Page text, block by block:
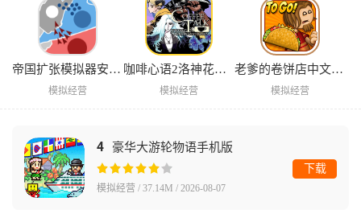
帝国扩张模拟器安卓版
模拟经营
咖啡心语2洛神花与蓝蝴蝶手游
模拟经营
老爹的卷饼店中文版下载
模拟经营
4 豪华大游轮物语手机版
模拟经营 / 37.14M / 2026-08-07
下载